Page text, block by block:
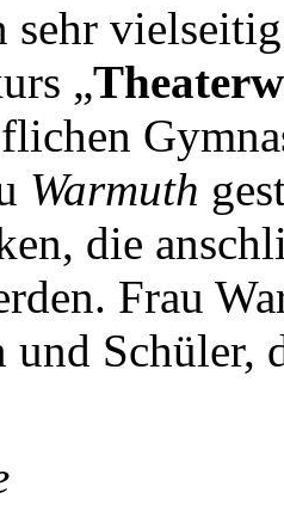
sehr
„
Warmuth
die
Frau
und Schüler,